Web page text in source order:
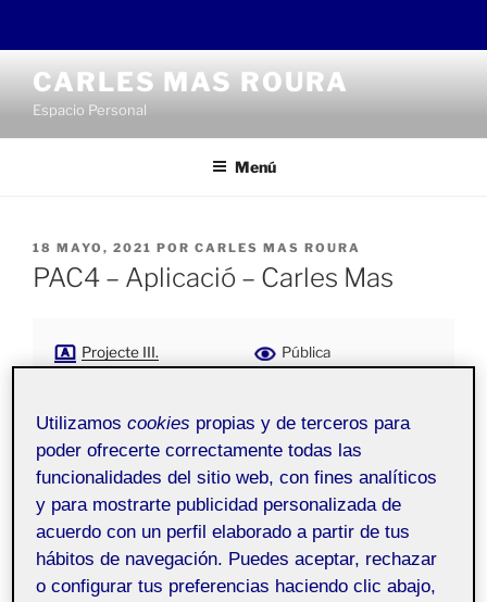
contenido
CARLES MAS ROURA
Espacio Personal
Menú
PUBLICADO
EL
18 MAYO, 2021 POR CARLES MAS ROURA
PAC4 – Aplicació – Carles Mas
Projecte III.
Pública
Hola companys!
A continuació, realitzaré una explicació sobre les
diferents característiques de cada una de les
senyalitzacions creades per aquest nou espai.
Utilizamoscookies propias y de terceros para
poder ofrecerte correctamente todas las
funcionalidades del sitio web, con fines analíticos
y para mostrarte publicidad personalizada de
acuerdo con un perfil elaborado a partir de tus
hábitos de navegación. Puedes aceptar, rechazar
o configurar tus preferencias haciendo clic abajo,